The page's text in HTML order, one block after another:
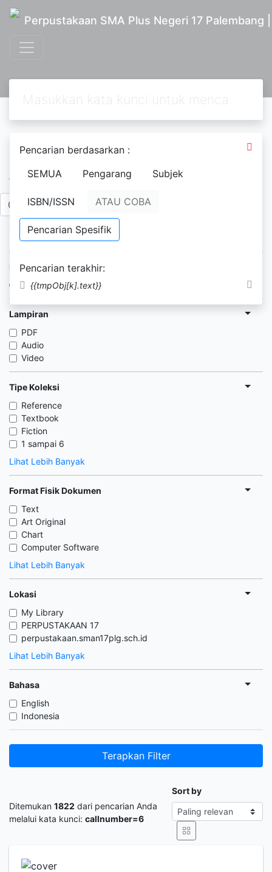
Perpustakaan SMA Plus Negeri 17 Palembang
Pencarian berdasarkan :
SEMUA
Pengarang Subjek
ISBN/ISSN ATAU COBA
Pencarian Spesifik
Pencarian terakhir:
{{tmpObj[k].text}}
Ditapis dengan
Tahun Penerbitan
To
Ketersediaan
Tersedia di Rak
Lampiran
PDF
Audio
Video
Tipe Koleksi
Reference
Textbook
Fiction
1 sampai 6
Lihat Lebih Banyak
Format Fisik Dokumen
Text
Art Original
Chart
Computer Software
Lihat Lebih Banyak
Lokasi
My Library
PERPUSTAKAAN 17
perpustakaan.sman17plg.sch.id
Lihat Lebih Banyak
Bahasa
English
Indonesia
Terapkan Filter
Ditemukan 1822 dari pencarian Anda
melalui kata kunci: callnumber=6
Sort by